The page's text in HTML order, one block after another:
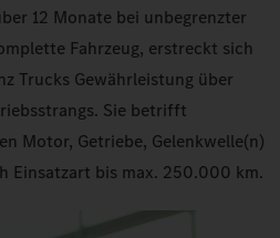
12 Monate bei unbegrenzter
Fahrzeug, erstreckt sich
Trucks Gewährleistung über
Sie betrifft
Motor, Getriebe, Gelenkwelle(n)
Einsatzart bis max. 250.000 km.